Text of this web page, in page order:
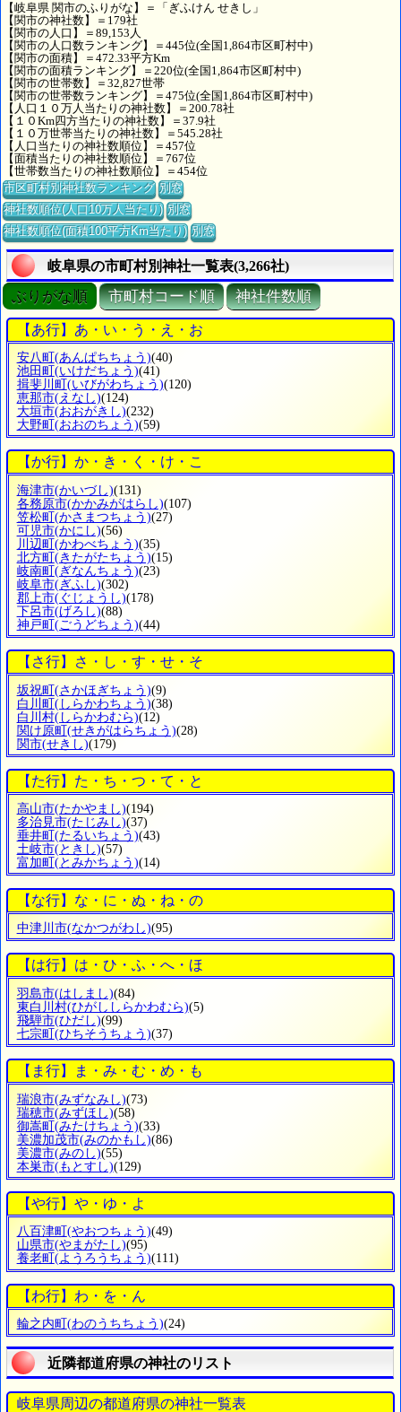
【岐阜県 関市のふりがな】＝「ぎふけん せきし」
【関市の神社数】＝179社
【関市の人口】＝89,153人
【関市の人口数ランキング】＝445位(全国1,864市区町村中)
【関市の面積】＝472.33平方Km
【関市の面積ランキング】＝220位(全国1,864市区町村中)
【関市の世帯数】＝32,827世帯
【関市の世帯数ランキング】＝475位(全国1,864市区町村中)
【人口１０万人当たりの神社数】＝200.78社
【１０Km四方当たりの神社数】＝37.9社
【１０万世帯当たりの神社数】＝545.28社
【人口当たりの神社数順位】＝457位
【面積当たりの神社数順位】＝767位
【世帯数当たりの神社数順位】＝454位
市区町村別神社数ランキング 別窓
神社数順位(人口10万人当たり) 別窓
神社数順位(面積100平方Km当たり) 別窓
岐阜県の市町村別神社一覧表(3,266社)
ぶりがな順 市町村コード順 神社件数順
【あ行】あ・い・う・え・お
安八町 (あんぱちちょう)(40)
池田町 (いけだちょう)(41)
揖斐川町 (いびがわちょう)(120)
恵那市(えなし)(124)
大垣市(おおがきし)(232)
大野町 (おおのちょう)(59)
【か行】か・き・く・け・こ
海津市(かいづし)(131)
各務原市(かかみがはらし)(107)
笠松町 (かさまつちょう)(27)
可児市(かにし)(56)
川辺町 (かわべちょう)(35)
北方町 (きたがたちょう)(15)
岐南町 (ぎなんちょう)(23)
岐阜市(ぎふし)(302)
郡上市(ぐじょうし)(178)
下呂市(げろし)(88)
神戸町 (ごうどちょう)(44)
【さ行】さ・し・す・せ・そ
坂祝町(さかほぎちょう)(9)
白川町(しらかわちょう)(38)
白川村(しらかわむら)(12)
関け原町(せきがはらちょう)(28)
関市(せきし)(179)
【た行】た・ち・つ・て・と
高山市(たかやまし)(194)
多治見市(たじみし)(37)
垂井町 (たるいちょう)(43)
土岐市(ときし)(57)
富加町 (とみかちょう)(14)
【な行】な・に・ぬ・ね・の
中津川市(なかつがわし)(95)
【は行】は・ひ・ふ・へ・ほ
羽島市(はしまし)(84)
東白川村(ひがししらかわむら)(5)
飛騨市(ひだし)(99)
七宗町 (ひちそうちょう)(37)
【ま行】ま・み・む・め・も
瑞浪市(みずなみし)(73)
瑞穂市(みずほし)(58)
御嵩町(みたけちょう)(33)
美濃加茂市(みのかもし)(86)
美濃市(みのし)(55)
本巣市(もとすし)(129)
【や行】や・ゆ・よ
八百津町 (やおつちょう)(49)
山県市(やまがたし)(95)
養老町 (ようろうちょう)(111)
【わ行】わ・を・ん
輪之内町 (わのうちちょう)(24)
近隣都道府県の神社のリスト
岐阜県周辺の都道府県の神社一覧表